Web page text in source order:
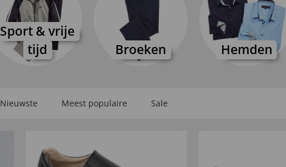
Sport & vrije
tijd
Broeken Hemden
Nieuwste Meest populaire Sale